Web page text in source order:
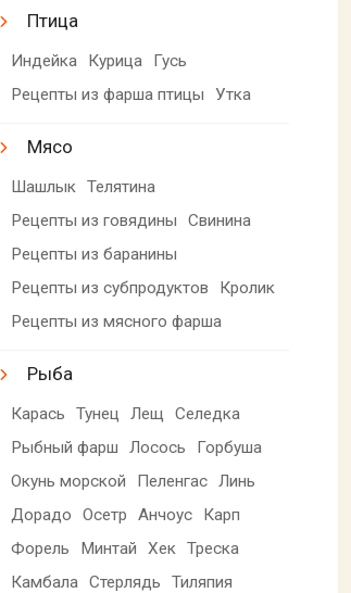
Птица
Индейка Курица
Гусь
Рецепты из фарша птицы
Утка
Мясо
Шашлык Телятина
Рецепты из говядины
Свинина
Рецепты из баранины
Рецепты из субпродуктов
Кролик
Рецепты из мясного фарша
Рыба
Карась Тунец Лещ
Селедка
Рыбный фарш
Лосось
Горбуша
Окунь морской
Пеленгас Линь
Дорадо
Осетр Анчоус
Карп
Форель
Минтай Хек Треска
Камбала Стерлядь
Тиляпия